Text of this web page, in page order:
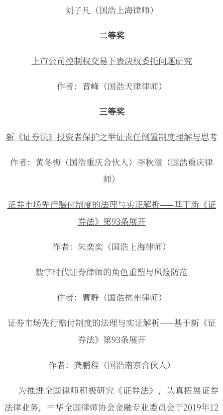
刘子凡（国浩上海律师）
二等奖
上市公司控制权交易下表决权委托问题研究
作者：普峰（国浩天津律师）
三等奖
新《证券法》投资者保护之举证责任倒置制度理解与思考
作者：黄冬梅（国浩重庆合伙人）李秋潼（国浩重庆律
师）
证券市场先行赔付制度的法理与实证解析——基于新《证
券法》第93条展开
作者：朱奕奕（国浩上海律师）
数字时代证券律师的角色重塑与风险防范
作者：曹静（国浩杭州律师）
证券市场先行赔付制度的法理与实证解析——基于新《证
券法》第93条展开
作者：龚鹏程（国浩南京合伙人）
为推进全国律师积极研究《证券法》，认真拓展证券
法律业务，中华全国律师协会金融专业委员会于2019年12